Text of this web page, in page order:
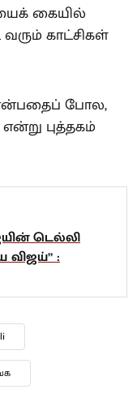
கையில்
காட்சிகள்
என்பதைப் போல,
புத்தகம்
டெல்லி
விஜய்” :